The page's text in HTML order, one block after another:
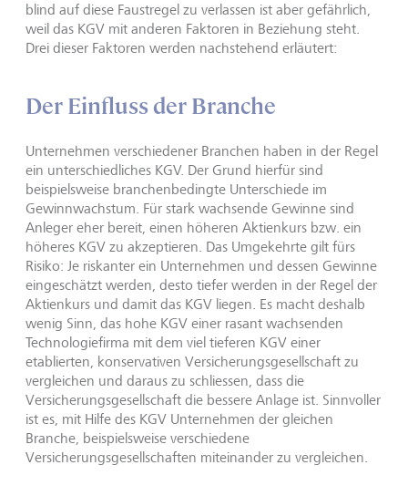
blind auf diese Faustregel zu verlassen ist aber gefährlich,
weil das KGV mit anderen Faktoren in Beziehung steht.
Drei dieser Faktoren werden nachstehend erläutert:
Der Einfluss der Branche
Unternehmen verschiedener Branchen haben in der Regel
ein unterschiedliches KGV. Der Grund hierfür sind
beispielsweise branchenbedingte Unterschiede im
Gewinnwachstum. Für stark wachsende Gewinne sind
Anleger eher bereit, einen höheren Aktienkurs bzw. ein
höheres KGV zu akzeptieren. Das Umgekehrte gilt fürs
Risiko: Je riskanter ein Unternehmen und dessen Gewinne
eingeschätzt werden, desto tiefer werden in der Regel der
Aktienkurs und damit das KGV liegen. Es macht deshalb
wenig Sinn, das hohe KGV einer rasant wachsenden
Technologiefirma mit dem viel tieferen KGV einer
etablierten, konservativen Versicherungsgesellschaft zu
vergleichen und daraus zu schliessen, dass die
Versicherungsgesellschaft die bessere Anlage ist. Sinnvoller
ist es, mit Hilfe des KGV Unternehmen der gleichen
Branche, beispielsweise verschiedene
Versicherungsgesellschaften miteinander zu vergleichen.